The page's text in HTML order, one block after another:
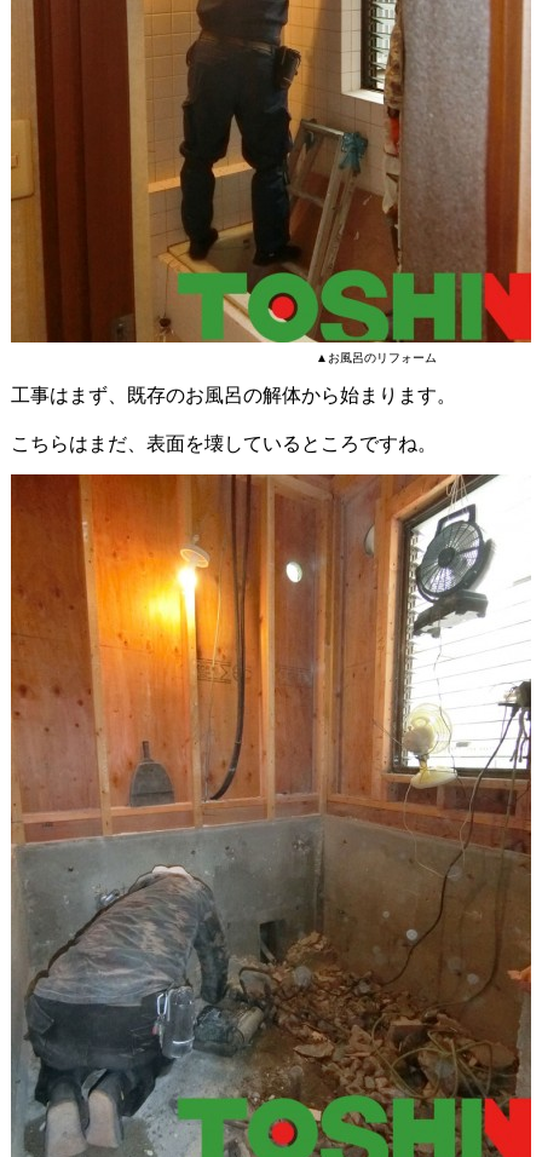
▲お風呂のリフォーム
工事はまず、既存のお風呂の解体から始まります。
こちらはまだ、表面を壊しているところですね。